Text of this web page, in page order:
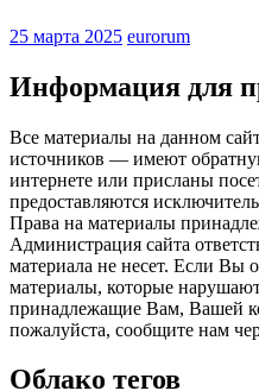
25 марта 2025 eurorum
Информация для
Все материалы на данном
источников — имеют
интернете или присланы
предоставляются
Права на материалы
Администрация сайта
материала не несет. Если Вы
материалы, которые
принадлежащие Вам, Вашей
пожалуйста, сообщите нам
Облако тегов